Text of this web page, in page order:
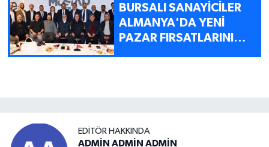
BURSALI SANAYİCİLER
ALMANYA'DA YENİ
PAZAR FIRSATLARINI
EDITÖR HAKKINDA
ADMİN ADMİN ADMİN